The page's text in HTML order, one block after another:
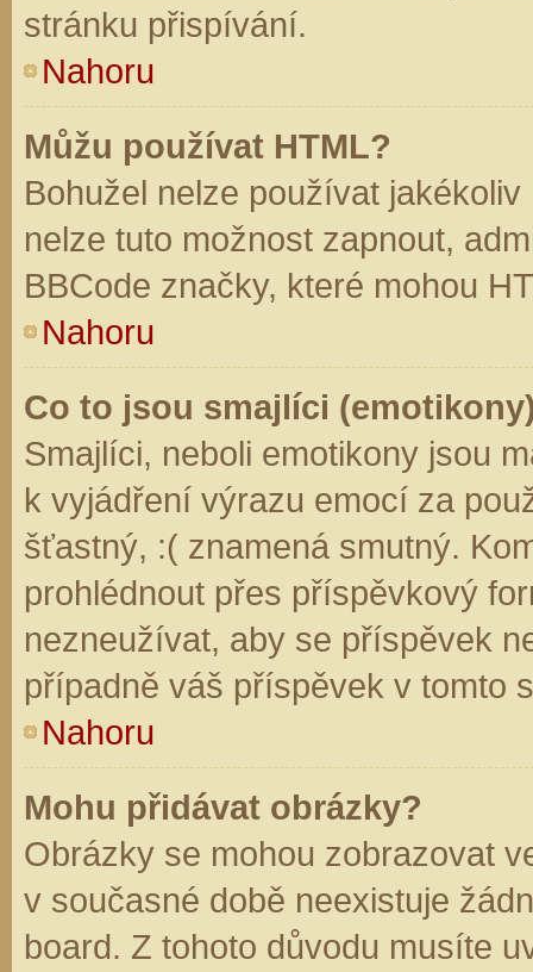
stránku přispívání.
Nahoru
Můžu používat HTML?
Bohužel nelze používat
nelze tuto možnost zapnout,
BBCode značky, které mohou
Nahoru
Co to jsou smajlíci
Smajlíci, neboli emotikony jsou
k vyjádření výrazu emocí za
šťastný, :( znamená smutný.
prohlédnout přes příspěvkový
nezneužívat, aby se příspěvek
případně váš příspěvek v tomto
Nahoru
Mohu přidávat obrázky?
Obrázky se mohou zobrazovat
v současné době neexistuje
board. Z tohoto důvodu musíte